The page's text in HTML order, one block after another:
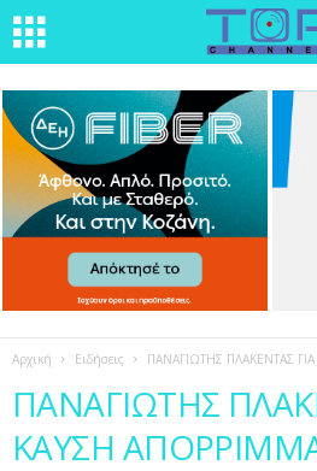
Αρχική Ειδήσεις ΠΑΝΑΓΙΩΤΗΣ ΠΛΑΚΕΝΤΑΣ
ΠΑΝΑΓΙΩΤΗΣ
ΚΑΥΣΗ